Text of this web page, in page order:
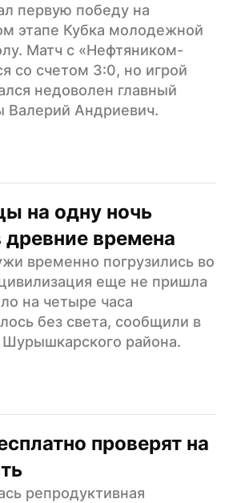
первую победу на
этапе Кубка молодежной
Матч с «Нефтяником-
со счетом 3:0, но игрой
недоволен главный
Валерий Андриевич.
на одну ночь
древние времена
временно погрузились во
еще не пришла
на четыре часа
без света, сообщили в
района.
проверят на
репродуктивная